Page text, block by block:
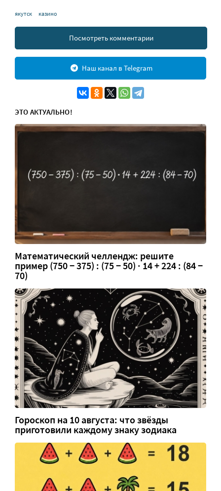
якутск казино
Посмотреть комментарии
Наш канал в Telegram
ЭТО АКТУАЛЬНО!
Математический челлендж: решите
пример (750 − 375) : (75 − 50) · 14 + 224 : (84 −
70)
Гороскоп на 10 августа: что звёзды
приготовили каждому знаку зодиака